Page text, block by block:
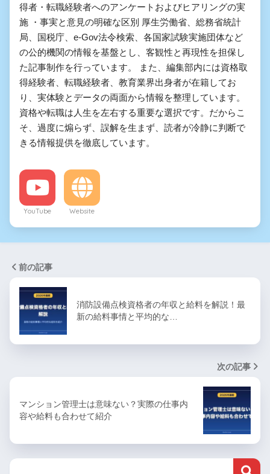
得者・転職経験者へのアンケートおよびヒアリングの実
施 ・事実と意見の明確な区別 厚生労働省、総務省統計
局、国税庁、e-Gov法令検索、各国家試験実施団体など
の公的機関の情報を基盤とし、客観性と再現性を担保し
た記事制作を行っています。 また、編集部内には資格取
得経験者、転職経験者、教育業界出身者が在籍してお
り、実体験とデータの両面から情報を整理しています。
資格や転職は人生を左右する重要な選択です。だからこ
そ、過度に煽らず、誤解を生まず、読者が冷静に判断で
きる情報提供を徹底しています。
YouTube Website
前の記事
消防設備点検資格者の年収と給料を解説！最
新の給料事情と平均的な…
次の記事
マンション管理士は意味ない？実際の仕事内
容や給料も合わせて紹介